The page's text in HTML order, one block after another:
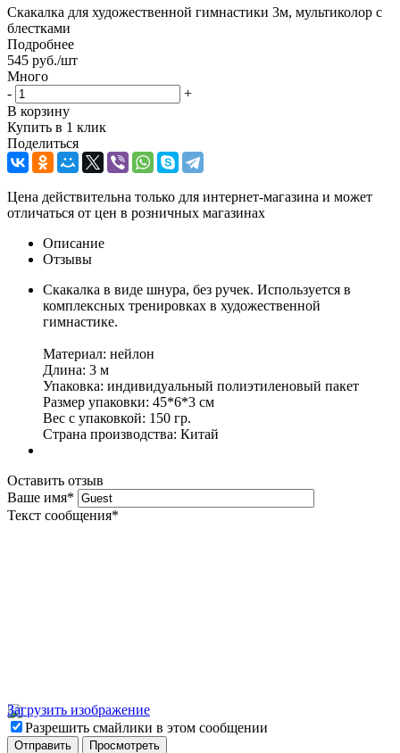
Скакалка для художественной гимнастики 3м, мультиколор с
блестками
Подробнее
545 руб./шт
Много
-
+
В корзину
Купить в 1 клик
Поделиться
Цена действительна только для интернет-магазина и может
отличаться от цен в розничных магазинах
Описание
Отзывы
Скакалка в виде шнура, без ручек. Используется в
комплексных тренировках в художественной
гимнастике.
Материал: нейлон
Длина: 3 м
Упаковка: индивидуальный полиэтиленовый пакет
Размер упаковки: 45*6*3 см
Вес с упаковкой: 150 гр.
Страна производства: Китай
Оставить отзыв
Ваше имя*
Текст сообщения*
Загрузить изображение
Разрешить смайлики в этом сообщении